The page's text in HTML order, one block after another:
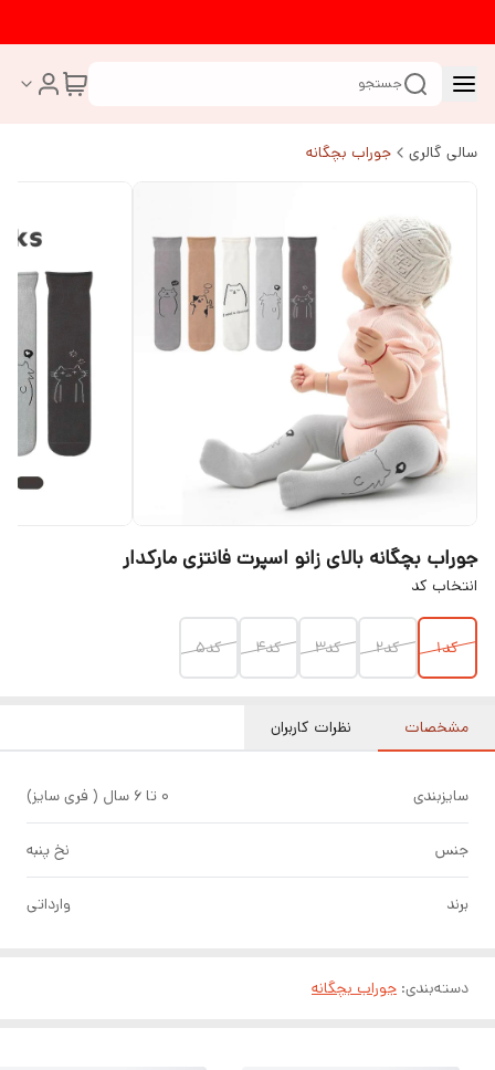
جستجو
سالی گالری جوراب بچگانه
جوراب بچگانه بالای زانو اسپرت فانتزی مارکدار
انتخاب کد
کد1 کد2 کد3 کد4 کد5
مشخصات نظرات کاربران
سایزبندی 0 تا 6 سال ( فری سایز)
جنس نخ پنبه
برند وارداتی
دسته‌بندی: جوراب بچگانه